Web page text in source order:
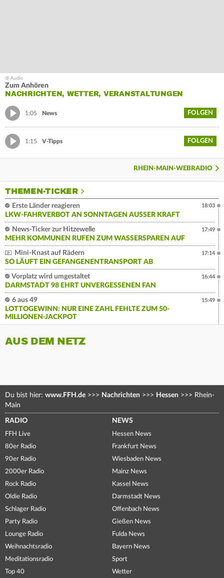
Zum Anhören
NACHRICHTEN, WETTER, VERANSTALTUNGEN
1:05 News FOLGEN
1:15 V-Tipps FOLGEN
RHEIN-MAIN-WEBRADIO
THEMEN-TICKER
Erste Länder reagieren
LKW-FAHRVERBOT AN SONNTAGEN AUSSER KRAFT
18:03
News-Ticker zur Hitzewelle
MEHR KOMMUNEN RUFEN ZUM WASSERSPAREN AUF
17:49
Mini-Knast auf Rädern
SO LÄUFT EIN GEFANGENENTRANSPORT AB
17:14
Vorplatz wird umgestaltet
DARMSTADT 98 EHRT UNVERGESSENEN FAN
16:44
6 aus 49
LOTTOGEWINN: NUR EINE ZAHL FEHLTE ZUM 50-
MILLIONEN-JACKPOT
15:49
AUS DEM NETZ
Du bist hier: www.FFH.de >>> Nachrichten >>> Hessen >>> Rhein-
Main
RADIO
FFH Live
80er Radio
90er Radio
2000er Radio
Rock Radio
Oldie Radio
Schlager Radio
Party Radio
Lounge Radio
Weihnachtsradio
Meditationsradio
Top 40
NEWS
Hessen News
Frankfurt News
Wiesbaden News
Mainz News
Kassel News
Darmstadt News
Offenbach News
Gießen News
Fulda News
Bayern News
Sport
Wetter